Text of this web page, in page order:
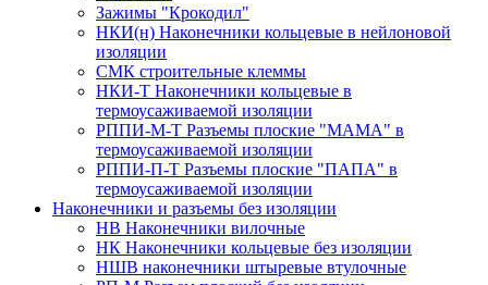
Зажимы "Крокодил"
НКИ(н) Наконечники кольцевые в нейлоновой
изоляции
СМК строительные клеммы
НКИ-Т Наконечники кольцевые в
термоусаживаемой изоляции
РППИ-М-Т Разъемы плоские "МАМА" в
термоусаживаемой изоляции
РППИ-П-Т Разъемы плоские "ПАПА" в
термоусаживаемой изоляции
Наконечники и разъемы без изоляции
НВ Наконечники вилочные
НК Наконечники кольцевые без изоляции
НШВ наконечники штыревые втулочные